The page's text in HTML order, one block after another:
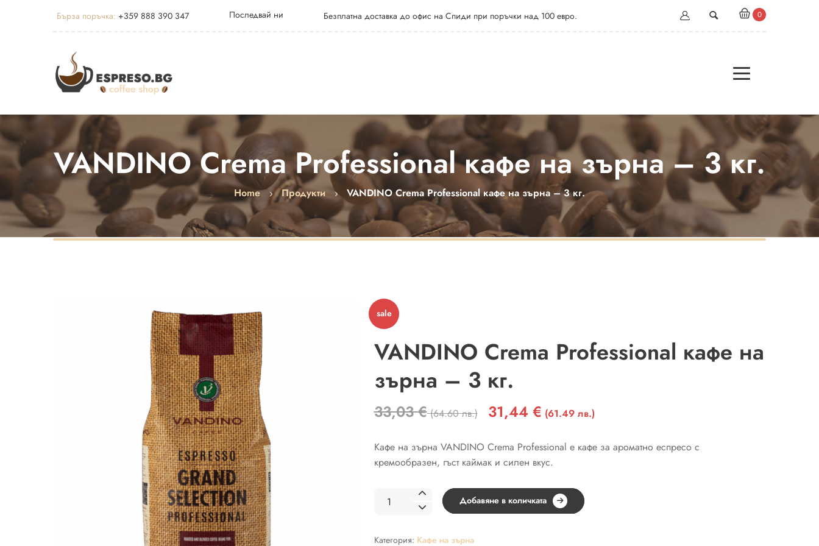
Бърза поръчка: +359 888 390 347 Последвай ни Безплатна доставка до офис на Спиди при поръчки над 100 евро. 0
VANDINO Crema Professional кафе на зърна – 3 кг.
Home Продукти VANDINO Crema Professional кафе на зърна – 3 кг.
sale
VANDINO Crema Professional кафе на
зърна – 3 кг.
33,03€ (64.60 лв.)
Original
was:
33,03 €
лв.).
31,44 € (61.49 лв.)
е:
31,44 €
Кафе на зърна VANDINO Crema Professional е кафе за ароматно еспресо с
кремообразен, гъст каймак и силен вкус.
количество
Crema
Добавяне в количката
Категория: Кафе на зърна